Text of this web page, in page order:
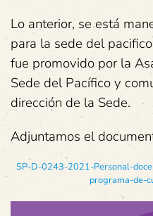
Lo anterior, se está
para la sede del
fue promovido por la
Sede del Pacífico y
dirección de la Sede.
Adjuntamos el
SP-D-0243-2021-Personal-
programa-de-